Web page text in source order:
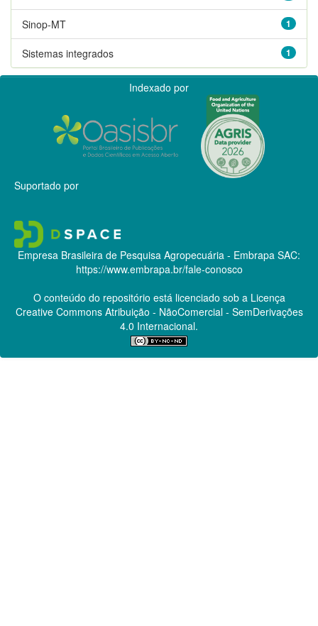
1
Sinop-MT
1
Sistemas integrados
Indexado por
Suportado por
Empresa Brasileira de Pesquisa Agropecuária - Embrapa SAC:
https://www.embrapa.br/fale-conosco
O conteúdo do repositório está licenciado sob a Licença
Creative CommonsAtribuição - NãoComercial - SemDerivações
4.0 Internacional.